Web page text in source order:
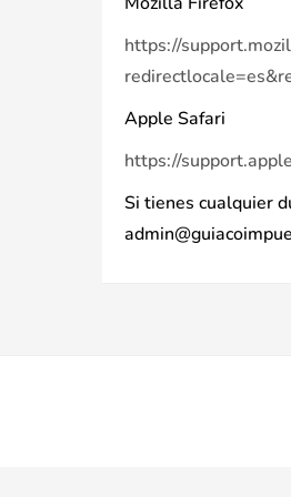
https://
Apple Safari
https://
Si tienes cualquier